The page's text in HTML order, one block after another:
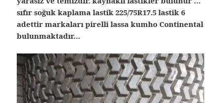
sıfır soğuk kaplama lastik 225/75R17.5 lastik 6
adettir markaları pirelli lassa kumho Continental
bulunmaktadır…